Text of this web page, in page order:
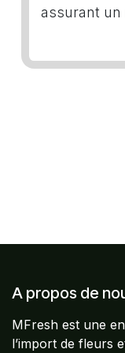
assurant un
A propos de
MFresh est une
l’import de fleurs